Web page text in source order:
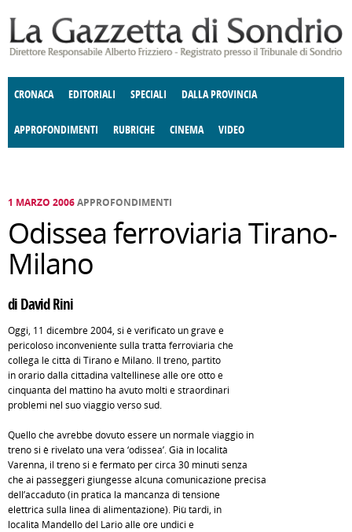
CRONACA EDITORIALI SPECIALI DALLA PROVINCIA
APPROFONDIMENTI
E SPETTACOLI POLITICA
RUBRICHE
DELLE IDEE FATTI DELLO SPIRITO
CINEMA VIDEO
1 MARZO 2006APPROFONDIMENTI
Odissea ferroviaria Tirano-
Milano
di David Rini
Oggi, 11 dicembre 2004, si è verificato un grave e
pericoloso inconveniente sulla tratta ferroviaria che
collega le città di Tirano e Milano. Il treno, partito
in orario dalla cittadina valtellinese alle ore otto e
cinquanta del mattino ha avuto molti e straordinari
problemi nel suo viaggio verso sud.
Quello che avrebbe dovuto essere un normale viaggio in
treno si è rivelato una vera ‘odissea’. Già in località
Varenna, il treno si è fermato per circa 30 minuti senza
che ai passeggeri giungesse alcuna comunicazione precisa
dell’accaduto (in pratica la mancanza di tensione
elettrica sulla linea di alimentazione). Più tardi, in
località Mandello del Lario alle ore undici e